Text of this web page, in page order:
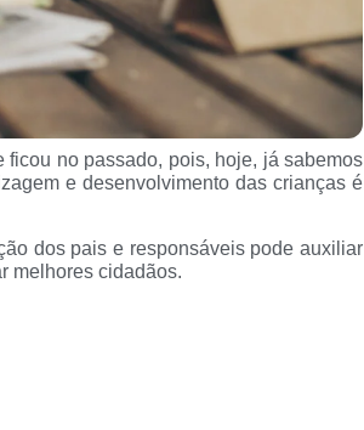
no passado, pois, hoje, já sabemos
e desenvolvimento das crianças é
dos pais e responsáveis pode auxiliar
melhores cidadãos.